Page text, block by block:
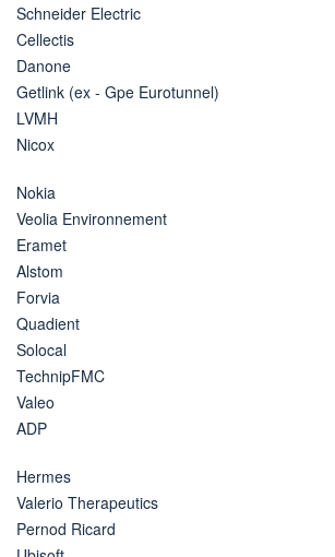
Schneider Electric
Cellectis
Danone
Getlink (ex - Gpe Eurotunnel)
LVMH
Nicox
Nokia
Veolia Environnement
Eramet
Alstom
Forvia
Quadient
Solocal
TechnipFMC
Valeo
ADP
Hermes
Valerio Therapeutics
Pernod Ricard